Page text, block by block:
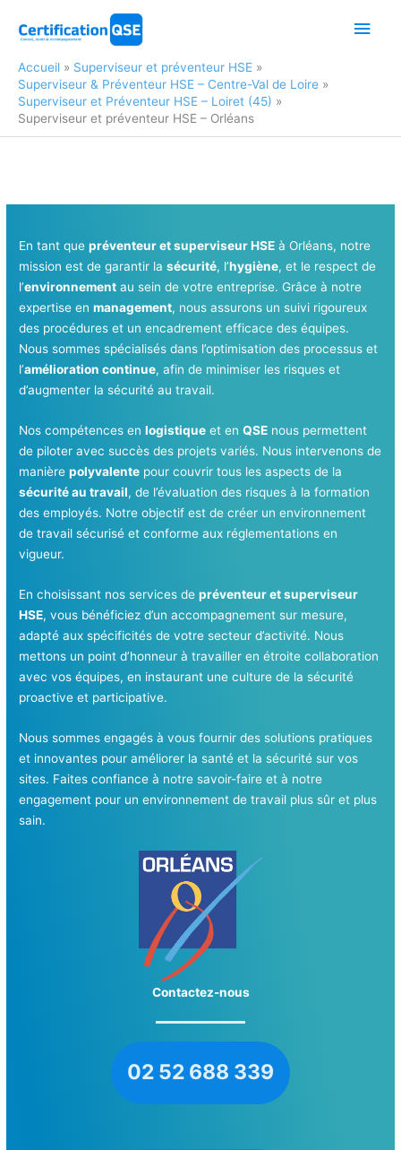
Accueil
Superviseur et préventeur HSE
Superviseur & Préventeur HSE – Centre-Val de Loire
Superviseur et Préventeur HSE – Loiret (45)
Superviseur et préventeur HSE – Orléans
En tant quepréventeur et superviseur HSE à Orléans, notre
mission est de garantir lasécurité, l’hygiène, et le respect de
l’environnement au sein de votre entreprise. Grâce à notre
expertise enmanagement, nous assurons un suivi rigoureux
des procédures et un encadrement efficace des équipes.
Nous sommes spécialisés dans l’optimisation des processus et
l’amélioration continue, afin de minimiser les risques et
d’augmenter la sécurité au travail.
Nos compétences enlogistique et enQSE nous permettent
de piloter avec succès des projets variés. Nous intervenons de
manièrepolyvalente pour couvrir tous les aspects de la
sécurité au travail, de l’évaluation des risques à la formation
des employés. Notre objectif est de créer un environnement
de travail sécurisé et conforme aux réglementations en
vigueur.
En choisissant nos services depréventeur et superviseur
HSE, vous bénéficiez d’un accompagnement sur mesure,
adapté aux spécificités de votre secteur d’activité. Nous
mettons un point d’honneur à travailler en étroite collaboration
avec vos équipes, en instaurant une culture de la sécurité
proactive et participative.
Nous sommes engagés à vous fournir des solutions pratiques
et innovantes pour améliorer la santé et la sécurité sur vos
sites. Faites confiance à notre savoir-faire et à notre
engagement pour un environnement de travail plus sûr et plus
sain.
Contactez-nous
02 52 688 339